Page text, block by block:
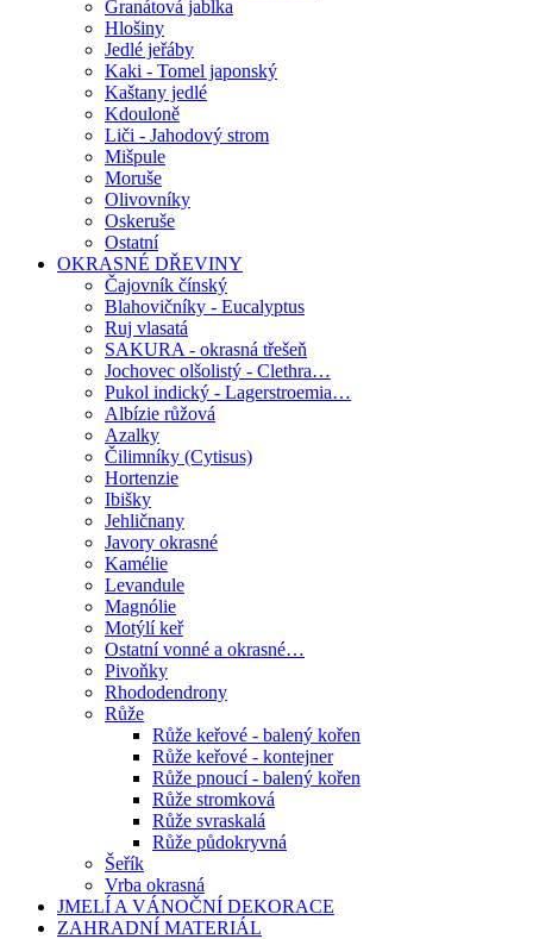
Granátová jablka
Hlošiny
Jedlé jeřáby
Kaki - Tomel japonský
Kaštany jedlé
Kdouloně
Liči - Jahodový strom
Mišpule
Moruše
Olivovníky
Oskeruše
Ostatní
OKRASNÉ DŘEVINY
Čajovník čínský
Blahovičníky - Eucalyptus
Ruj vlasatá
SAKURA - okrasná třešeň
Jochovec olšolistý - Clethra…
Pukol indický - Lagerstroemia…
Albízie růžová
Azalky
Čilimníky (Cytisus)
Hortenzie
Ibišky
Jehličnany
Javory okrasné
Kamélie
Levandule
Magnólie
Motýlí keř
Ostatní vonné a okrasné…
Pivoňky
Rhododendrony
Růže
Růže keřové - balený kořen
Růže keřové - kontejner
Růže pnoucí - balený kořen
Růže stromková
Růže svraskalá
Růže půdokryvná
Šeřík
Vrba okrasná
JMELÍ A VÁNOČNÍ DEKORACE
ZAHRADNÍ MATERIÁL